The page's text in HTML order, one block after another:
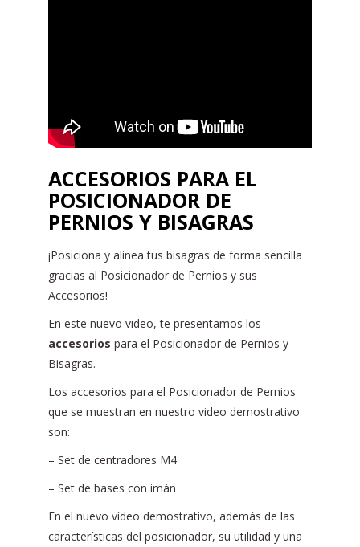
ACCESORIOS PARA EL
POSICIONADOR DE
PERNIOS Y BISAGRAS
¡Posiciona y alinea tus bisagras de forma sencilla
gracias al Posicionador de Pernios y sus
Accesorios!
En este nuevo video, te presentamos los
accesorios para el Posicionador de Pernios y
Bisagras.
Los accesorios para el Posicionador de Pernios
que se muestran en nuestro video demostrativo
son:
– Set de centradores M4
– Set de bases con imán
En el nuevo vídeo demostrativo, además de las
características del posicionador, su utilidad y una